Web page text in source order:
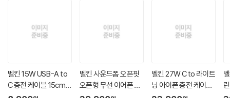
벨킨 15W USB-A to
C 충전 케이블 15cm 1
벨킨 사운드폼 오픈핏
오픈형 무선 이어폰 스
벨킨 27W C to 라이트
닝 아이폰 충전 케이블